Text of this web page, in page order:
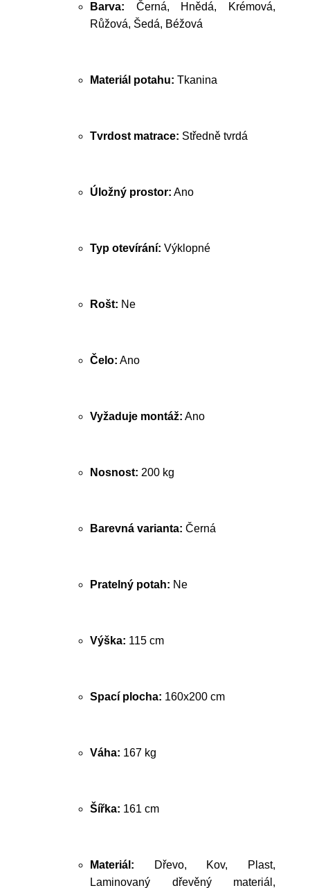
Barva: Černá, Hnědá, Krémová,
Růžová, Šedá, Béžová
Materiál potahu: Tkanina
Tvrdost matrace: Středně tvrdá
Úložný prostor: Ano
Typ otevírání: Výklopné
Rošt: Ne
Čelo: Ano
Vyžaduje montáž: Ano
Nosnost: 200 kg
Barevná varianta: Černá
Pratelný potah: Ne
Výška: 115 cm
Spací plocha: 160x200 cm
Váha: 167 kg
Šířka: 161 cm
Materiál: Dřevo, Kov, Plast,
Laminovaný dřevěný materiál,